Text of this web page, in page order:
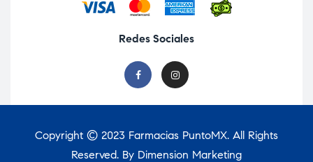
Redes Sociales
Copyright © 2023 Farmacias PuntoMX. All Rights
Reserved. By Dimension Marketing